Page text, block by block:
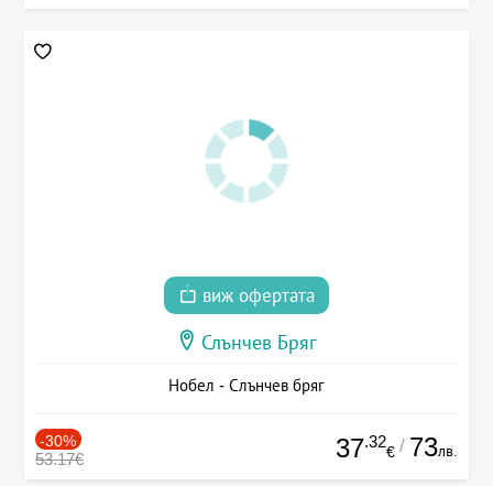
виж офертата
Слънчев Бряг
Нобел - Слънчев бряг
-30%
53.17€ 37.32
€ / 73лв.